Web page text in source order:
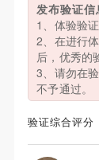
发布验证
1、体验验
2、在进行
后，优秀的
3、请勿在
不予通过。
验证综合评分